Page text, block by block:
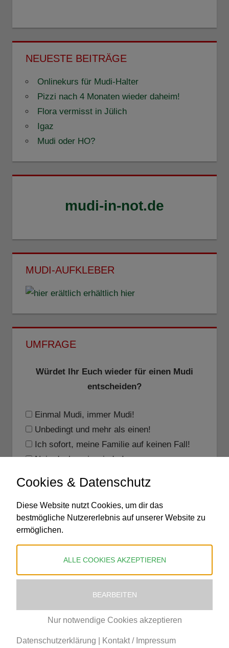
NEUESTE BEITRÄGE
Onlinekurs für Mudi-Halter
Pizzi nach 4 Monaten wieder daheim!
Flora vermisst in Jülich
Igaz
Mudi oder HO?
mudi-in-not.de
MUDI-AUFKLEBER
erhältlich hier
UMFRAGE
Würdet Ihr Euch wieder für einen Mudi
entscheiden?
Einmal Mudi, immer Mudi!
Unbedingt und mehr als einen!
Ich sofort, meine Familie auf keinen Fall!
Nein danke, nie wieder!
gaffatape.deund Kunststoff-Schmidt GmbH
Cookies & Datenschutz
Diese Website nutzt Cookies, um dir das
bestmögliche Nutzererlebnis auf unserer Website zu
ermöglichen.
ALLE COOKIES AKZEPTIEREN
BEARBEITEN
Nur notwendige Cookies akzeptieren
Datenschutzerklärung Kontakt / Impressum